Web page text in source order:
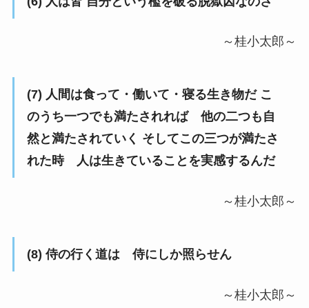
～桂小太郎～
(7) 人間は食って・働いて・寝る生き物だ こ
のうち一つでも満たされれば 他の二つも自
然と満たされていく そしてこの三つが満たさ
れた時 人は生きていることを実感するんだ
～桂小太郎～
(8) 侍の行く道は 侍にしか照らせん
～桂小太郎～